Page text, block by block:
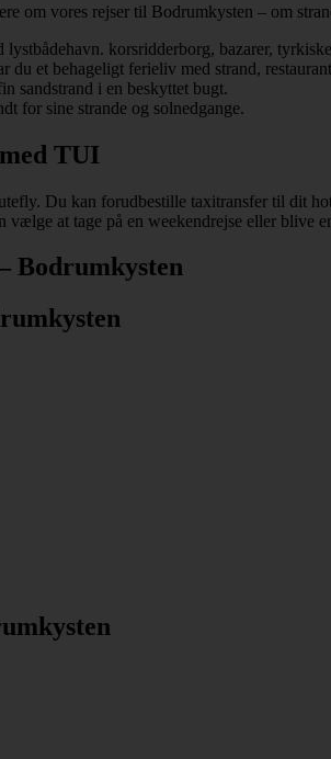
om vores rejser til Bodrumkysten – om
lystbådehavn. korsridderborg, bazarer,
du et behageligt ferieliv med strand,
sandstrand i en beskyttet bugt.
for sine strande og solnedgange.
TUI
Du kan forudbestille taxitransfer til dit
at tage på en weekendrejse eller blive
Bodrumkysten